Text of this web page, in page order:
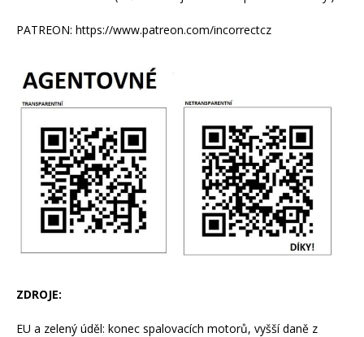
PATREON: https://www.patreon.com/incorrectcz
ZDROJE:
EU a zelený úděl: konec spalovacích motorů, vyšší daně z